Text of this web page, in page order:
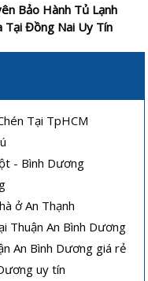
Bảo Hành Tủ Lạnh
Tại Đồng Nai Uy Tín
Tại TpHCM
- Bình Dương
ở An Thạnh
Thuận An Bình Dương
An Bình Dương giá rẻ
uy tín